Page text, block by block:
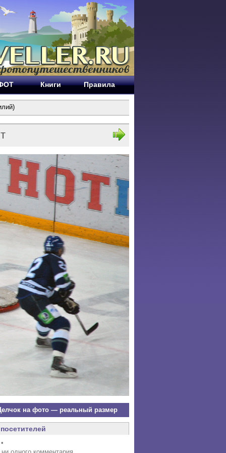
Книги Правила
на фото — реальный размер